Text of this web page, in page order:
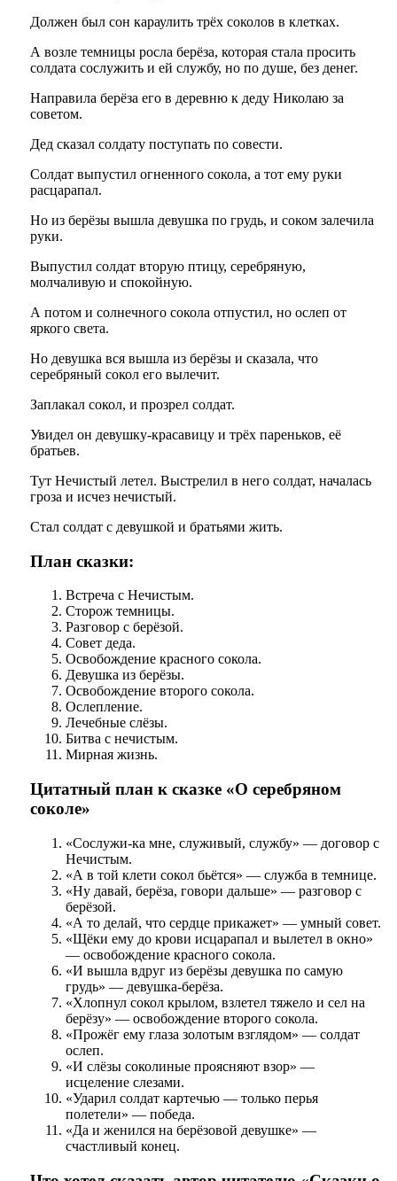
Должен был сон караулить трёх соколов в клетках.
А возле темницы росла берёза, которая стала просить
солдата сослужить и ей службу, но по душе, без денег.
Направила берёза его в деревню к деду Николаю за
советом.
Дед сказал солдату поступать по совести.
Солдат выпустил огненного сокола, а тот ему руки
расцарапал.
Но из берёзы вышла девушка по грудь, и соком залечила
руки.
Выпустил солдат вторую птицу, серебряную,
молчаливую и спокойную.
А потом и солнечного сокола отпустил, но ослеп от
яркого света.
Но девушка вся вышла из берёзы и сказала, что
серебряный сокол его вылечит.
Заплакал сокол, и прозрел солдат.
Увидел он девушку-красавицу и трёх пареньков, её
братьев.
Тут Нечистый летел. Выстрелил в него солдат, началась
гроза и исчез нечистый.
Стал солдат с девушкой и братьями жить.
План сказки:
Встреча с Нечистым.
Сторож темницы.
Разговор с берёзой.
Совет деда.
Освобождение красного сокола.
Девушка из берёзы.
Освобождение второго сокола.
Ослепление.
Лечебные слёзы.
Битва с нечистым.
Мирная жизнь.
Цитатный план к сказке «О серебряном
соколе»
«Сослужи-ка мне, служивый, службу» — договор с
Нечистым.
«А в той клети сокол бьётся» — служба в темнице.
«Ну давай, берёза, говори дальше» — разговор с
берёзой.
«А то делай, что сердце прикажет» — умный совет.
«Щёки ему до крови исцарапал и вылетел в окно»
— освобождение красного сокола.
«И вышла вдруг из берёзы девушка по самую
грудь» — девушка-берёза.
«Хлопнул сокол крылом, взлетел тяжело и сел на
берёзу» — освобождение второго сокола.
«Прожёг ему глаза золотым взглядом» — солдат
ослеп.
«И слёзы соколиные проясняют взор» —
исцеление слезами.
«Ударил солдат картечью — только перья
полетели» — победа.
«Да и женился на берёзовой девушке» —
счастливый конец.